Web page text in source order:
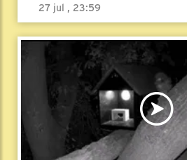
27 jul , 23:59